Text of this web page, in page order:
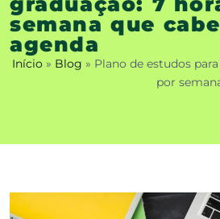
semana que
agenda
Início » Blog » Plano de estudos
por